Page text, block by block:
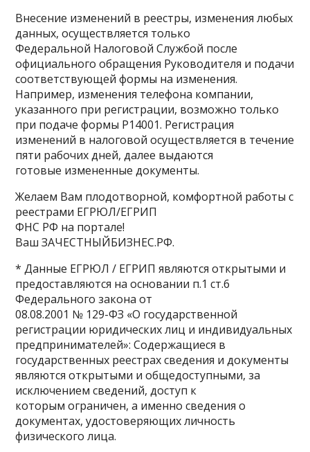
Внесение изменений в реестры, изменения любых
данных, осуществляется только
Федеральной Налоговой Службой после
официального обращения Руководителя и подачи
соответствующей формы на изменения.
Например, изменения телефона компании,
указанного при регистрации, возможно только
при подаче формы P14001. Регистрация
изменений в налоговой осуществляется в течение
пяти рабочих дней, далее выдаются
готовые измененные документы.
Желаем Вам плодотворной, комфортной работы с
реестрами ЕГРЮЛ/ЕГРИП
ФНС РФ на портале!
Ваш ЗАЧЕСТНЫЙБИЗНЕС.РФ.
* Данные ЕГРЮЛ / ЕГРИП являются открытыми и
предоставляются на основании п.1 ст.6
Федерального закона от
08.08.2001 № 129-ФЗ «О государственной
регистрации юридических лиц и индивидуальных
предпринимателей»: Содержащиеся в
государственных реестрах сведения и документы
являются открытыми и общедоступными, за
исключением сведений, доступ к
которым ограничен, а именно сведения о
документах, удостоверяющих личность
физического лица.